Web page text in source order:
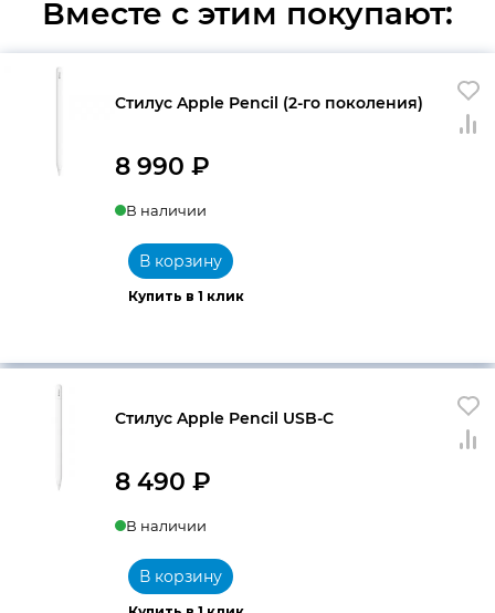
Вместе с этим покупают:
Стилус Apple Pencil (2-го поколения)
8 990 ₽
В наличии
Купить в 1 клик
В корзину
Стилус Apple Pencil USB-C
8 490 ₽
В наличии
В корзину